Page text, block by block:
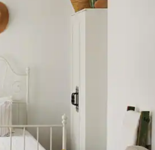
клавіші зі стрілками вгору та вниз або